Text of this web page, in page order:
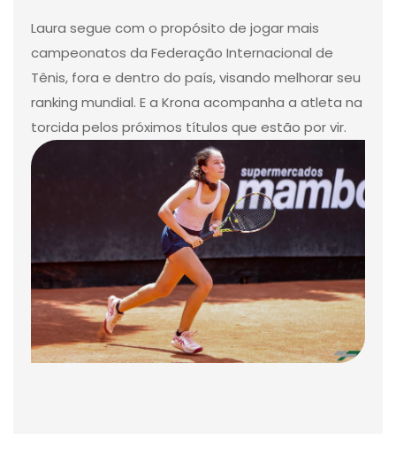
Laura segue com o propósito de jogar mais
campeonatos da Federação Internacional de
Tênis, fora e dentro do país, visando melhorar seu
ranking mundial. E a Krona acompanha a atleta na
torcida pelos próximos títulos que estão por vir.